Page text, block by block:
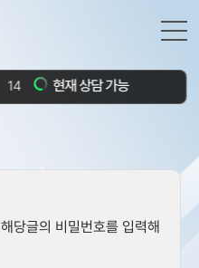
14 현재 상담 가능
당글의 비밀번호를 입력해